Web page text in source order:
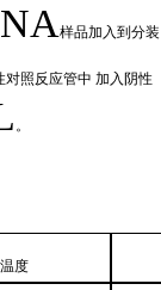
样品加入到分装
对照反应管中 加入阴性
。
温度